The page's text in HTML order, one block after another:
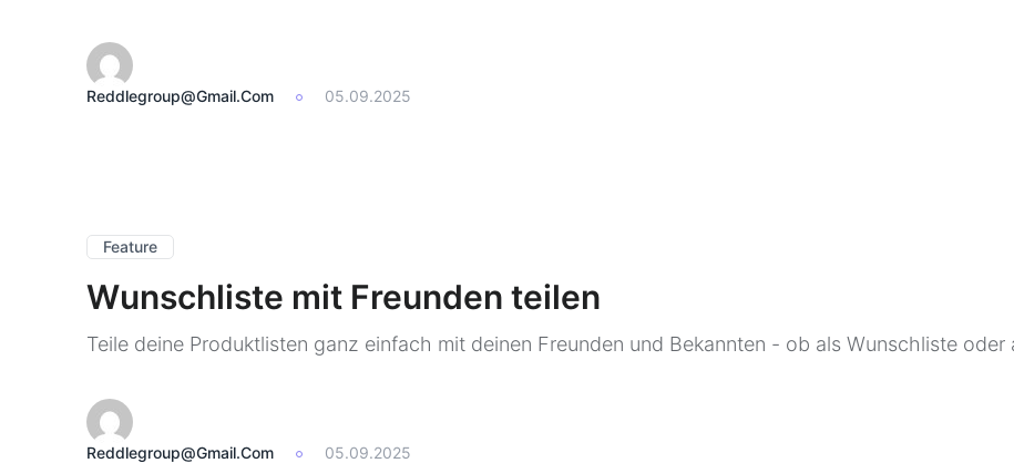
Reddlegroup@gmail.com 05.09.2025
Feature
Wunschliste mit Freunden teilen
Teile deine Produktlisten ganz einfach mit deinen Freunden und Bekannten - ob als Wunschliste oder
Reddlegroup@gmail.com 05.09.2025